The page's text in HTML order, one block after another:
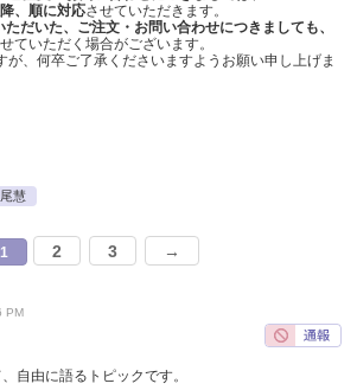
、順に対応させていただきます。
だいた、ご注文・ お問い合わせにつきましても、
ていただく場合がございます。
、 何卒ご了承くださいますようお願い申し上げま
慧
1 2 3 →
PM
自由に語るトピックです。